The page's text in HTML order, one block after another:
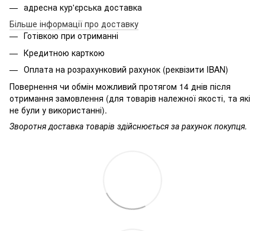
адресна кур'єрська доставка
Більше інформації про доставку
Готівкою при отриманні
Кредитною карткою
Оплата на розрахунковий рахунок (реквізити IBAN)
Повернення чи обмін можливий протягом 14 днів після
отримання замовлення (для товарів належної якості, та які
не були у використанні).
Зворотня доставка товарів здійснюється за рахунок покупця.